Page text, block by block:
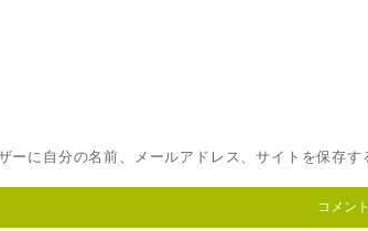
ーに自分の名前、メールアドレス、サイトを保存す